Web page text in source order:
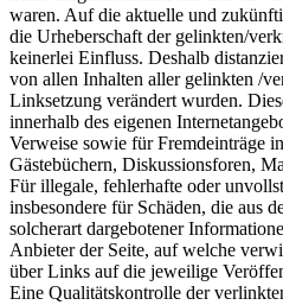
waren. Auf die aktuelle und
die Urheberschaft der gelinkten/
keinerlei Einfluss. Deshalb
von allen Inhalten aller gelinkten /
Linksetzung verändert wurden.
innerhalb des eigenen
Verweise sowie für Fremdeinträge
Gästebüchern, Diskussionsforen,
Für illegale, fehlerhafte oder
insbesondere für Schäden, die aus
solcherart dargebotener
Anbieter der Seite, auf welche
über Links auf die jeweilige
Eine Qualitätskontrolle der